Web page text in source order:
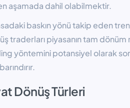
aşamada dahil olabilmektir.
baskın yönü takip eden
traderları piyasanın tam dönüm
yöntemini potansiyel olarak
Dönüş Türleri